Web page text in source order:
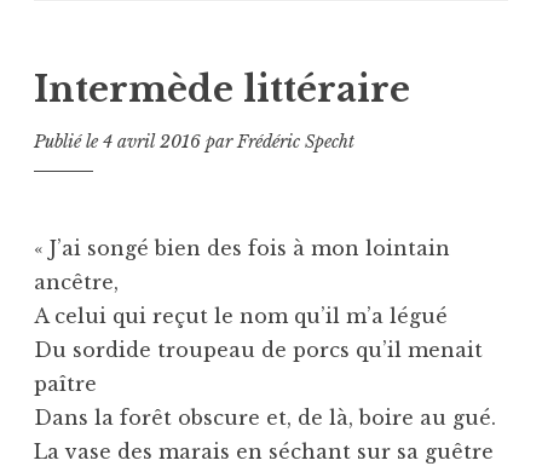
Intermède littéraire
Publié le4 avril 2016 parFrédéric Specht
« J’ai songé bien des fois à mon lointain
ancêtre,
A celui qui reçut le nom qu’il m’a légué
Du sordide troupeau de porcs qu’il menait
paître
Dans la forêt obscure et, de là, boire au gué.
La vase des marais en séchant sur sa guêtre